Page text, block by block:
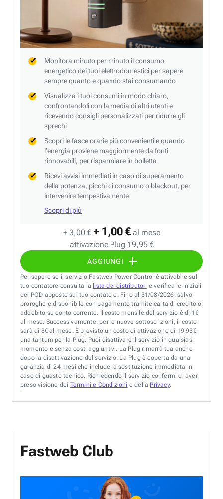
+ 3,00 € + 1,00 € al mese
attivazione Plug 19,95 €
AGGIUNGI
Monitora minuto per minuto il consumo
energetico dei tuoi elettrodomestici per sapere
sempre quanto e quando stai consumando
Visualizza i tuoi consumi in modo chiaro,
confrontandoli con la media di altri utenti e
ricevendo consigli personalizzati per ridurre gli
sprechi
Scopri le fasce orarie più convenienti e quando
l’energia proviene maggiormente da fonti
rinnovabili, per risparmiare in bolletta
Ricevi avvisi immediati in caso di superamento
della potenza, picchi di consumo o blackout, per
intervenire tempestivamente
Scopri di più
Per sapere se il servizio Fastweb Power Control è attivabile sul
tuo contatore consulta la lista dei distributori e verifica le iniziali
del POD apposte sul tuo contatore. Fino al 31/08/2026, salvo
proroghe e disponibile con pagamento tramite carta di credito o
addebito su conto corrente. Il costo mensile del servizio è di 1€
al mese. Successivamente, per le nuove sottoscrizioni, il costo
sarà di 3€ al mese. È previsto un costo di attivazione di 19,95€
una tantum per la Plug. Puoi disattivare il servizio in qualsiasi
momento e senza costi aggiuntivi. La Plug rimarrà tua anche
dopo la disattivazione del servizio. La Plug è coperta da una
garanzia di 24 mesi che include la sostituzione immediata in
caso di guasto tecnico. Richiedendo il servizio confermi di aver
preso visione dei Termini e Condizioni e della Privacy.
Fastweb Club